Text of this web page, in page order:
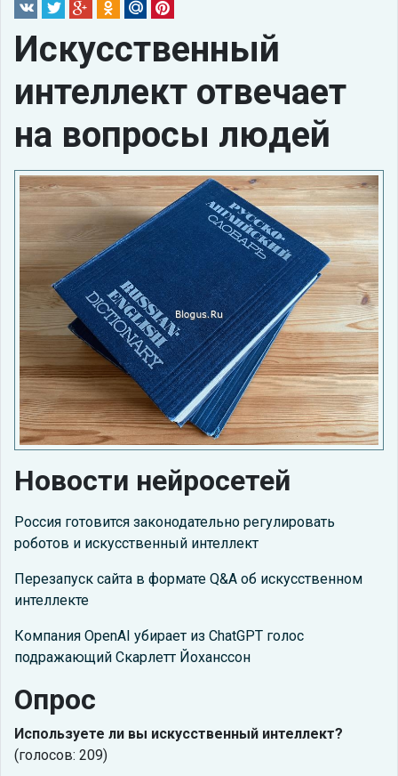
Искусственный
интеллект отвечает
на вопросы людей
Новости нейросетей
Россия готовится законодательно регулировать
роботов и искусственный интеллект
Перезапуск сайта в формате Q&A об искусственном
интеллекте
Компания OpenAI убирает из ChatGPT голос
подражающий Скарлетт Йоханссон
Опрос
Используете ли вы искусственный интеллект?
(голосов: 209)